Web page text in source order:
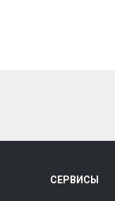
СЕРВИСЫ